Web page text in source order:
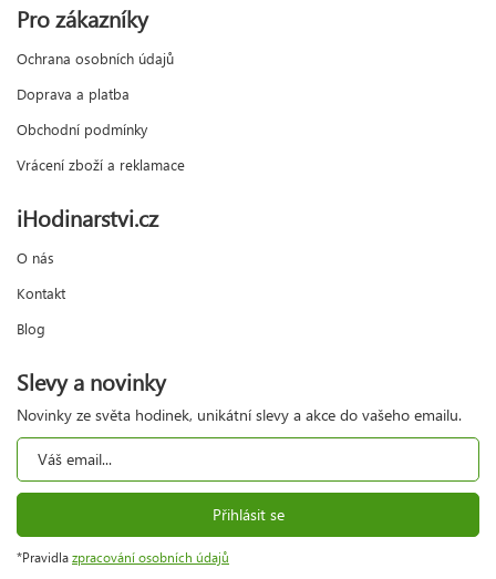
Pro zákazníky
Ochrana osobních údajů
Doprava a platba
Obchodní podmínky
Vrácení zboží a reklamace
iHodinarstvi.cz
O nás
Kontakt
Blog
Slevy a novinky
Novinky ze světa hodinek, unikátní slevy a akce do vašeho emailu.
Přihlásit se
*Pravidla zpracování osobních údajů